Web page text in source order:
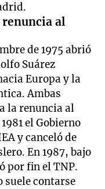
al
de 1975 abrió
Suárez
Europa y la
Ambas
la renuncia al
el Gobierno
y canceló de
En 1987, bajo
por fin el TNP.
suele contarse